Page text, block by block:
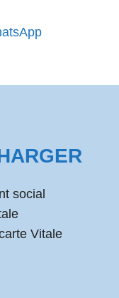
social
Vitale